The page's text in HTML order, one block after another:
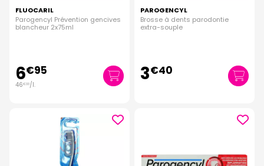
FLUOCARIL
Parogencyl Prévention gencives
blancheur 2x75ml
6€95
46€33/l.
PAROGENCYL
Brosse à dents parodontie
extra-souple
3€40